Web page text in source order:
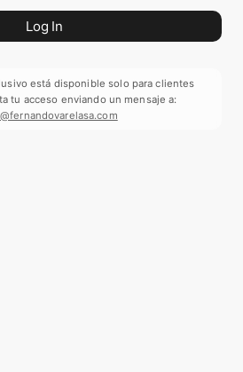
está disponible solo para clientes
tu acceso enviando un mensaje a: